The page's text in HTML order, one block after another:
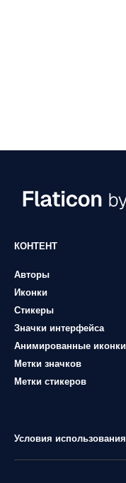
КОНТЕНТ
Авторы
Иконки
Стикеры
Значки интерфейса
Анимированные иконки
Метки значков
Метки стикеров
Условия использования